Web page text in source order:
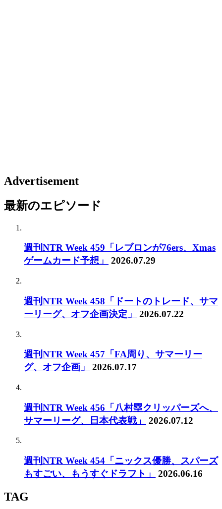
Advertisement
最新のエピソード
週刊NTR Week 459「レブロンが76ers、Xmas
ゲームカード予想」
2026.07.29
週刊NTR Week 458「ドートのトレード、サマ
ーリーグ、オフ企画決定」
2026.07.22
週刊NTR Week 457「FA周り、サマーリー
グ、オフ企画」
2026.07.17
週刊NTR Week 456「八村塁クリッパーズへ、
サマーリーグ、日本代表戦」
2026.07.12
週刊NTR Week 454「ニックス優勝、スパーズ
もすごい、もうすぐドラフト」
2026.06.16
TAG